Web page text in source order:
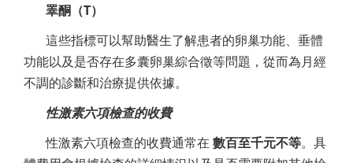
睪酮（T）
這些指標可以幫助醫生了解患者的卵巢功能、垂體
功能以及是否存在多囊卵巢綜合徵等問題，從而為月經
不調的診斷和治療提供依據。
性激素六項檢查的收費
性激素六項檢查的收費通常在 數百至千元不等。具